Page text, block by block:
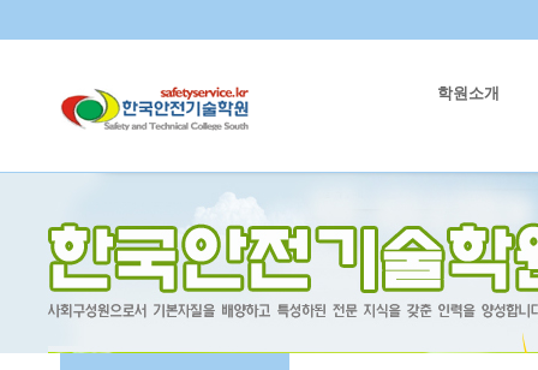
학원소개